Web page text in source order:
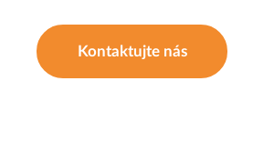
Kontaktujte nás